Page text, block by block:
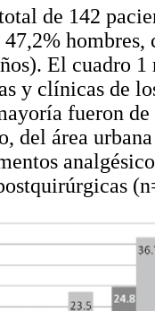
de 142
hombres,
El cuadro
y clínicas de
fueron
del área